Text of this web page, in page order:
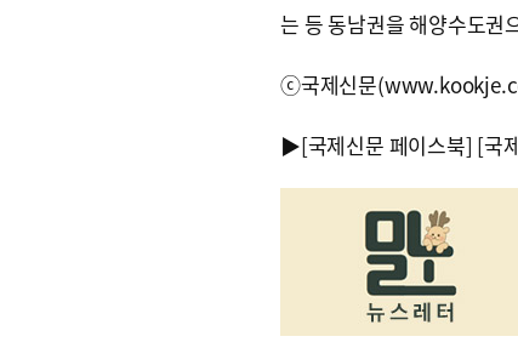
는 등 동남권을 해양수도권
ⓒ국제신문
▶[국제신문 페이스북] [국